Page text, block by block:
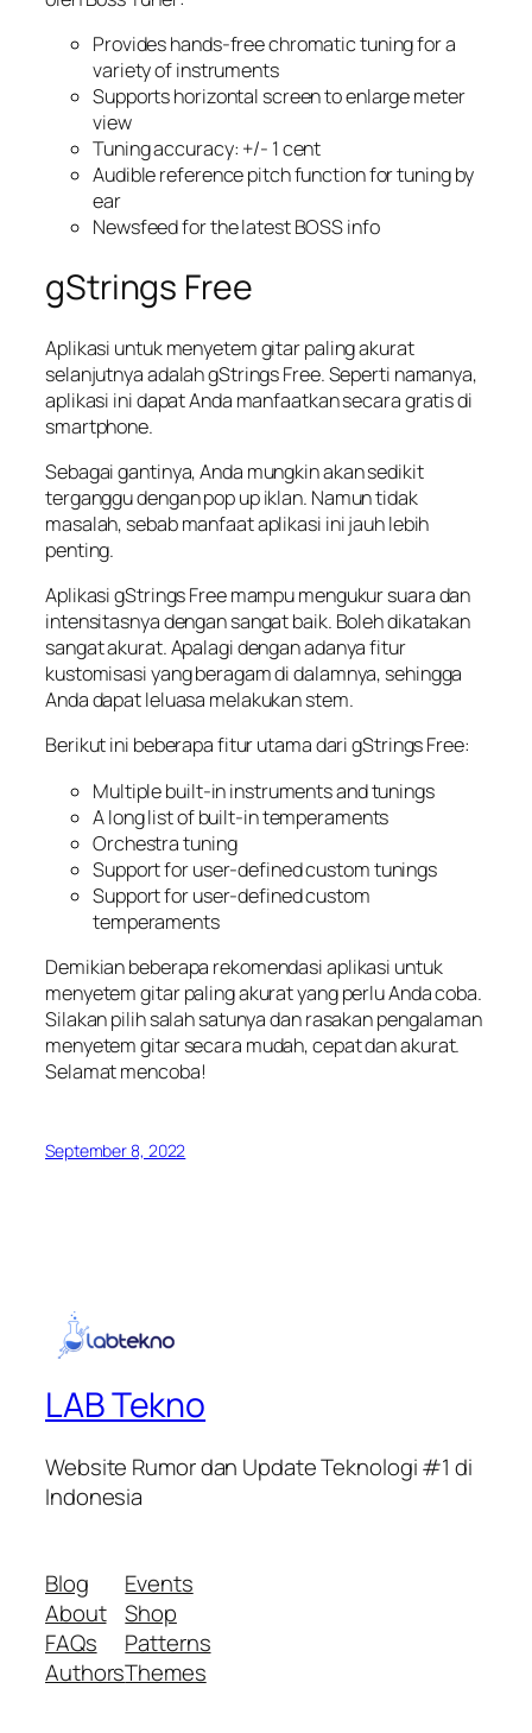
Provides hands-free chromatic tuning for a
variety of instruments
Supports horizontal screen to enlarge meter
view
Tuning accuracy: +/- 1 cent
Audible reference pitch function for tuning by
ear
Newsfeed for the latest BOSS info
gStrings Free
Aplikasi untuk menyetem gitar paling akurat
selanjutnya adalah gStrings Free. Seperti namanya,
aplikasi ini dapat Anda manfaatkan secara gratis di
smartphone.
Sebagai gantinya, Anda mungkin akan sedikit
terganggu dengan pop up iklan. Namun tidak
masalah, sebab manfaat aplikasi ini jauh lebih
penting.
Aplikasi gStrings Free mampu mengukur suara dan
intensitasnya dengan sangat baik. Boleh dikatakan
sangat akurat. Apalagi dengan adanya fitur
kustomisasi yang beragam di dalamnya, sehingga
Anda dapat leluasa melakukan stem.
Berikut ini beberapa fitur utama dari gStrings Free:
Multiple built-in instruments and tunings
A long list of built-in temperaments
Orchestra tuning
Support for user-defined custom tunings
Support for user-defined custom
temperaments
Demikian beberapa rekomendasi aplikasi untuk
menyetem gitar paling akurat yang perlu Anda coba.
Silakan pilih salah satunya dan rasakan pengalaman
menyetem gitar secara mudah, cepat dan akurat.
Selamat mencoba!
September 8, 2022
LAB Tekno
Website Rumor dan Update Teknologi #1 di
Indonesia
Blog
About
FAQs
Authors
Events
Shop
Patterns
Themes